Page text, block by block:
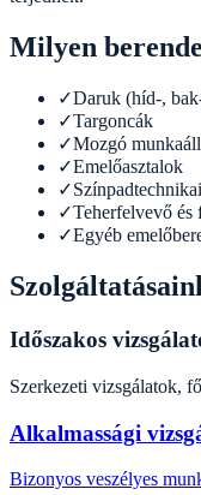
Milyen
✓Daruk (híd-,
✓Targoncák
✓Mozgó
✓Emelőasztalok
✓
✓Teherfelvevő és
✓Egyéb
Időszakos
Szerkezeti vizsgálatok,
Alkalmassági
Bizonyos veszélyes